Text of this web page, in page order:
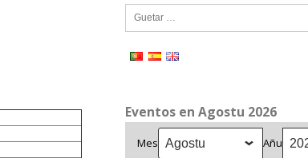
Guetar:
Eventos en Agostu 2026
Mes Añu